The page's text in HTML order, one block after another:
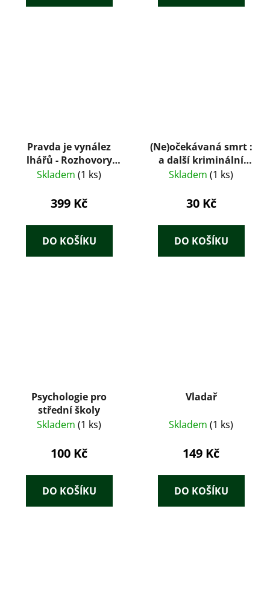
Pravda je vynález
lhářů - Rozhovory
skeptiků
Skladem (1 ks)
399 Kč
DO KOŠÍKU
(Ne)očekávaná smrt :
a další kriminální
příběhy
Skladem (1 ks)
30 Kč
DO KOŠÍKU
Psychologie pro
střední školy
Skladem (1 ks)
100 Kč
DO KOŠÍKU
Vladař
Skladem (1 ks)
149 Kč
DO KOŠÍKU